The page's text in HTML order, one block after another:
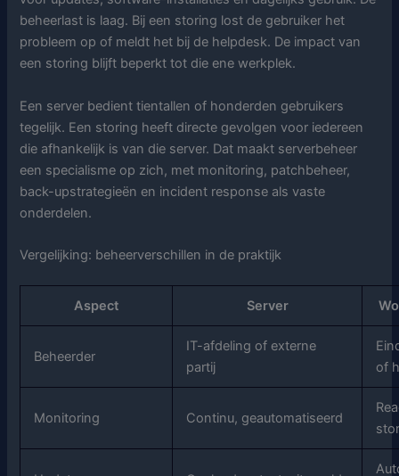
beheerlast is laag. Bij een storing lost de gebruiker het
probleem op of meldt het bij de helpdesk. De impact van
een storing blijft beperkt tot die ene werkplek.
Een server bedient tientallen of honderden gebruikers
tegelijk. Een storing heeft directe gevolgen voor iedereen
die afhankelijk is van die server. Dat maakt serverbeheer
een specialisme op zich, met monitoring, patchbeheer,
back-upstrategieën en incident response als vaste
onderdelen.
Vergelijking: beheerverschillen in de praktijk
Aspect Server
Beheerder
IT-afdeling of externe
partij
of
Monitoring Continu, geautomatiseerd